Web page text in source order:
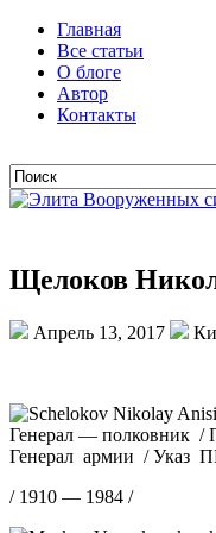
Главная
Все статьи
О блоге
Автор
Контакты
Щелоков
Апрель 13, 2017
Генерал — полковник
Генерал армии /
/ 1910 — 1984 /